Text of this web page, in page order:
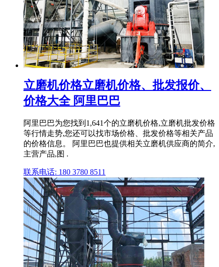
立磨机价格立磨机价格、批发报价、
价格大全 阿里巴巴
阿里巴巴为您找到1,641个的立磨机价格,立磨机批发价格
等行情走势,您还可以找市场价格、批发价格等相关产品
的价格信息。 阿里巴巴也提供相关立磨机供应商的简介,
主营产品,图 .
联系电话: 180 3780 8511